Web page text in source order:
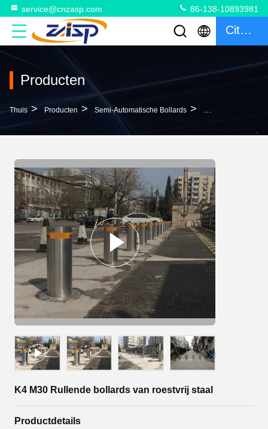
service@cnzasp.com 86-138-10893981
Citaat
Producten
Thuis > Producten > Semi-Automatische Bollards > K4 M30 Rullende
K4 M30 Rullende bollards van roestvrij staal
Productdetails